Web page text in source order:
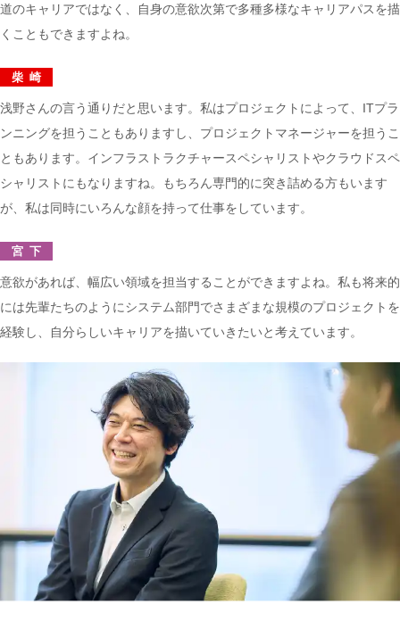
道のキャリアではなく、自身の意欲次第で多種多様なキャリアパスを描
くこともできますよね。
柴崎
浅野さんの言う通りだと思います。私はプロジェクトによって、ITプラ
ンニングを担うこともありますし、プロジェクトマネージャーを担うこ
ともあります。インフラストラクチャースペシャリストやクラウドスペ
シャリストにもなりますね。もちろん専門的に突き詰める方もいます
が、私は同時にいろんな顔を持って仕事をしています。
宮下
意欲があれば、幅広い領域を担当することができますよね。私も将来的
には先輩たちのようにシステム部門でさまざまな規模のプロジェクトを
経験し、自分らしいキャリアを描いていきたいと考えています。